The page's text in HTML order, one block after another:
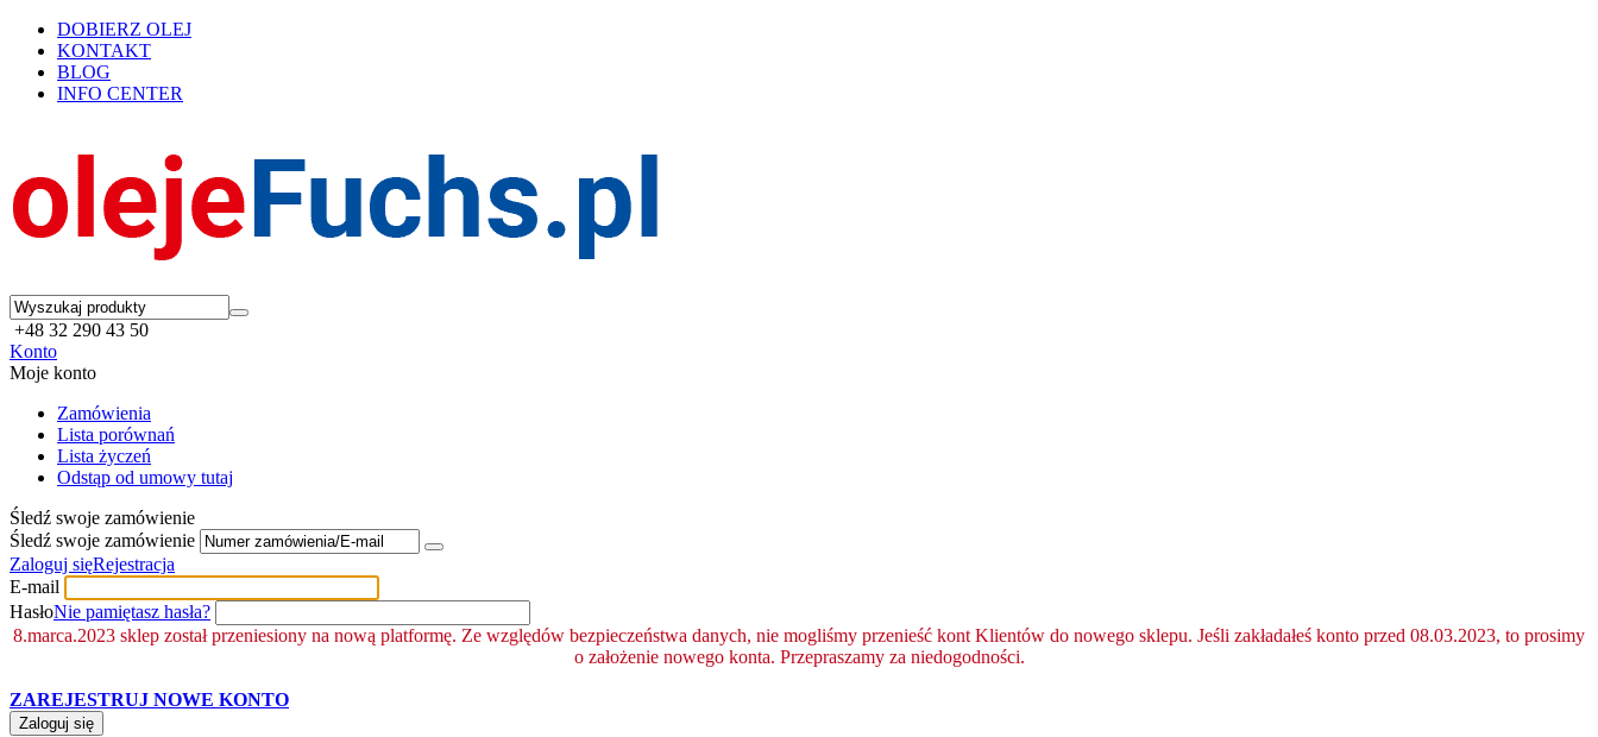
DOBIERZ OLEJ
KONTAKT
BLOG
INFO CENTER
+48 32 290 43 50
Konto
Moje konto
Zamówienia
Lista porównań
Lista życzeń
Odstąp od umowy tutaj
Śledź swoje zamówienie
Śledź swoje zamówienie
Zaloguj sięRejestracja
E-mail
HasłoNie pamiętasz hasła?
8.marca.2023 sklep został przeniesiony na nową platformę. Ze względów bezpieczeństwa danych, nie mogliśmy przenieść kont Klientów do nowego sklepu. Jeśli zakładałeś konto przed 08.03.2023, to prosimy
o założenie nowego konta. Przepraszamy za niedogodności.
ZAREJESTRUJ NOWE KONTO
Zaloguj się